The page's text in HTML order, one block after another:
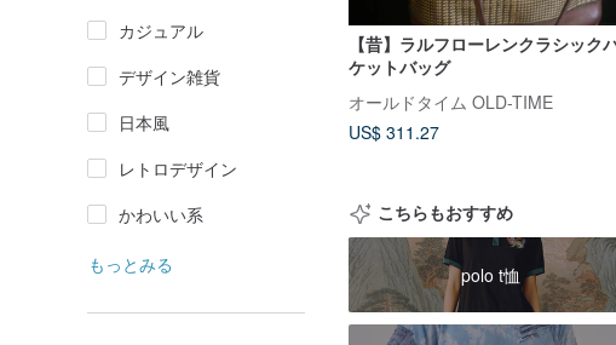
カジュアル
デザイン雑貨
日本風
レトロデザイン
かわいい系
もっとみる
【昔】ラルフローレンクラシック
ケットバッグ
オールドタイム OLD-TIME
US$ 311.27
こちらもおすすめ
polo t恤